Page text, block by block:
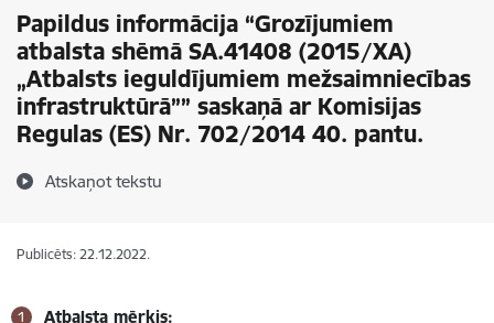
Papildus informācija “Grozījumiem
atbalsta shēmā SA.41408 (2015/XA)
„Atbalsts ieguldījumiem mežsaimniecības
infrastruktūrā”” saskaņā ar Komisijas
Regulas (ES) Nr. 702/2014 40. pantu.
Atskaņot tekstu
Publicēts: 22.12.2022.
Atbalsta mērķis: